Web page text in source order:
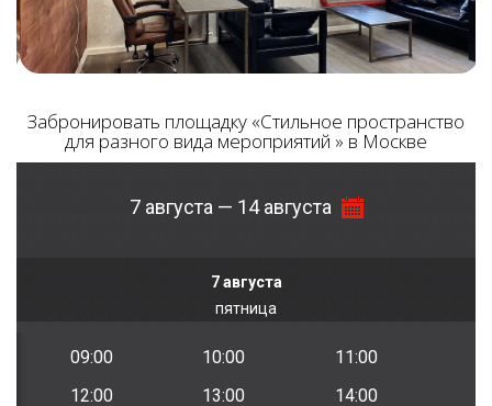
Забронировать площадку «Стильное пространство
для разного вида мероприятий » в Москве